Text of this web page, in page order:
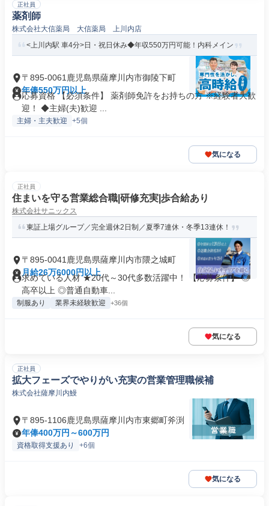
正社員
薬剤師
株式会社大信薬局 大信薬局 上川内店
<上川内駅 車4分>日・祝日休み◆年収550万円可能！内科メイン
〒895-0061鹿児島県薩摩川内市御陵下町
年俸550万円以上
応募資格 【必須条件】 薬剤師免許をお持ちの方 ※経験者大歓
迎！ ◆主婦(夫)歓迎 ...
主婦・主夫歓迎 +5個
気になる
正社員
住まいを守る営業総合職|研修充実|歩合給あり
株式会社サニックス
東証上場グループ／完全週休2日制／夏季7連休・冬季13連休！
〒895-0041鹿児島県薩摩川内市隈之城町
月給26万6000円以上
求めている人材 ★20代～30代多数活躍中！ 【応募条件】 ◎
高卒以上 ◎普通自動車...
制服あり 業界未経験歓迎 +36個
気になる
正社員
拡大フェーズでやりがい充実の営業管理職候補
株式会社薩摩川内鰻
〒895-1106鹿児島県薩摩川内市東郷町斧渕
年俸400万円～600万円
資格取得支援あり +6個
気になる